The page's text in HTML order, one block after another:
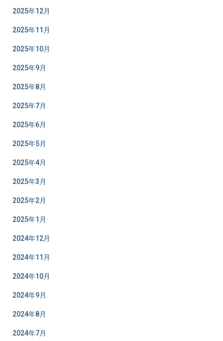
2025年12月
2025年11月
2025年10月
2025年9月
2025年8月
2025年7月
2025年6月
2025年5月
2025年4月
2025年3月
2025年2月
2025年1月
2024年12月
2024年11月
2024年10月
2024年9月
2024年8月
2024年7月